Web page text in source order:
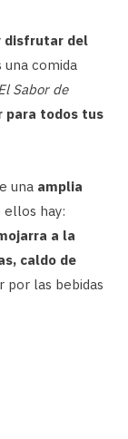
disfrutar del
comida
Sabor de
para todos tus
una amplia
ellos hay:
a la
caldo de
por las bebidas